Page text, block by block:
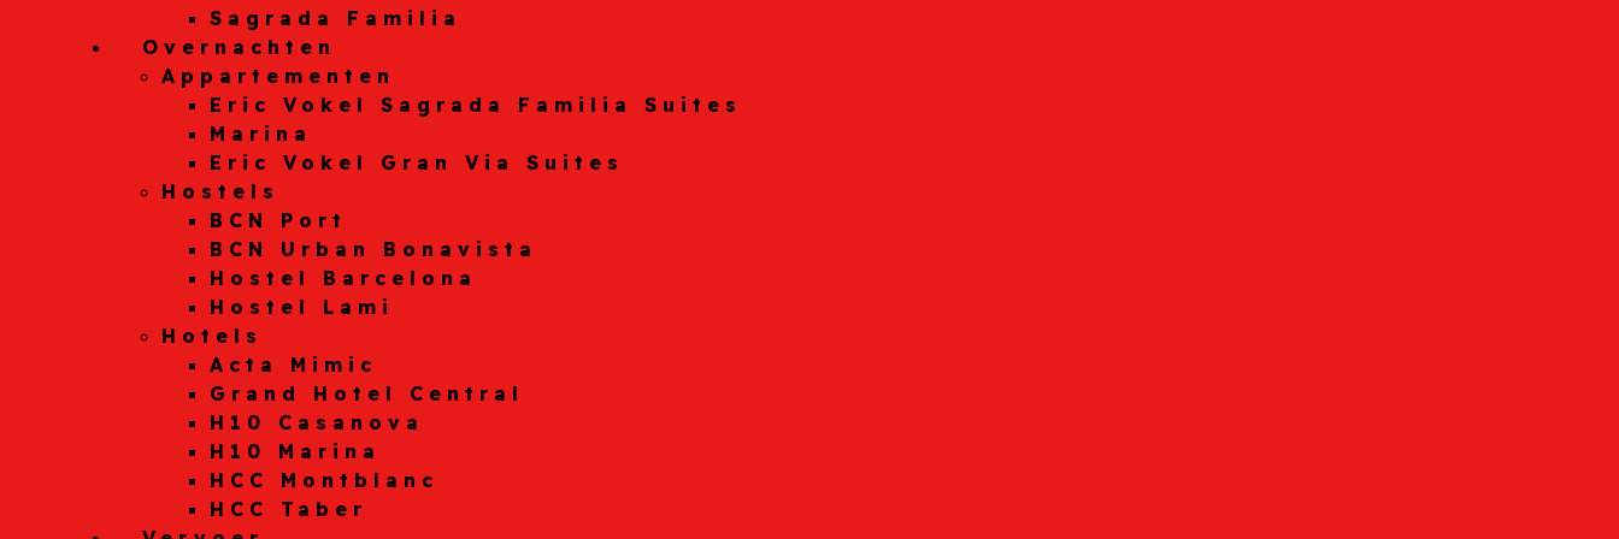
Sagrada Familia
Overnachten
Appartementen
Eric Vokel Sagrada Familia Suites
Marina
Eric Vokel Gran Via Suites
Hostels
BCN Port
BCN Urban Bonavista
Hostel Barcelona
Hostel Lami
Hotels
Acta Mimic
Grand Hotel Central
H10 Casanova
H10 Marina
HCC Montblanc
HCC Taber